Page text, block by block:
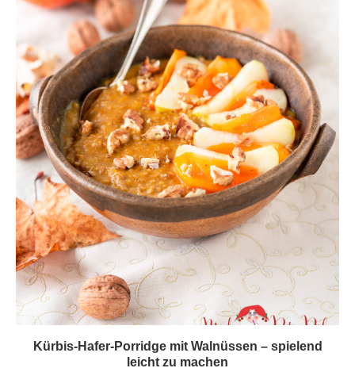
Kürbis-Hafer-Porridge mit Walnüssen – spielend
leicht zu machen